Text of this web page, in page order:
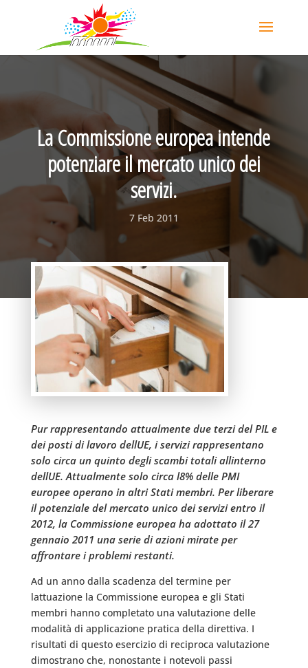
La Commissione europea intende
potenziare il mercato unico dei
servizi.
7 Feb 2011
Pur rappresentando attualmente due terzi del PIL e
dei posti di lavoro dellUE, i servizi rappresentano
solo circa un quinto degli scambi totali allinterno
dellUE. Attualmente solo circa l8% delle PMI
europee operano in altri Stati membri. Per liberare
il potenziale del mercato unico dei servizi entro il
2012, la Commissione europea ha adottato il 27
gennaio 2011 una serie di azioni mirate per
affrontare i problemi restanti.
Ad un anno dalla scadenza del termine per
lattuazione la Commissione europea e gli Stati
membri hanno completato una valutazione delle
modalità di applicazione pratica della direttiva. I
risultati di questo esercizio di reciproca valutazione
dimostrano che, nonostante i notevoli passi